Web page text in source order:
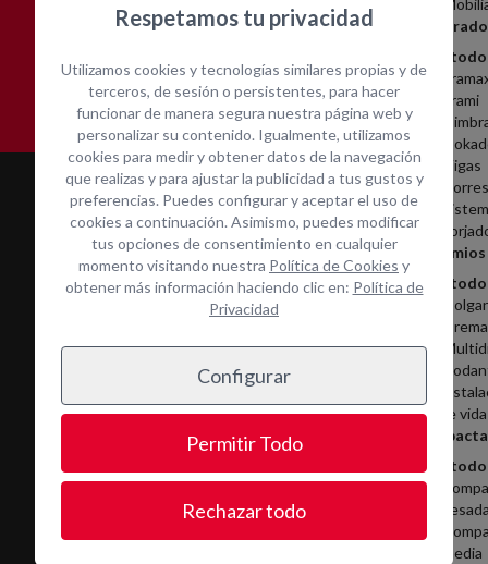
Encofrado
Ver todo
Frami
Vigas
Andamios
Ver todo
de vida
Ver todo
media
situ
Servicios
Mantenimiento y reparación
Servicio de combustible
Respetamos tu privacidad
Utilizamos cookies y tecnologías similares propias y de
terceros, de sesión o persistentes, para hacer
funcionar de manera segura nuestra página web y
personalizar su contenido. Igualmente, utilizamos
cookies para medir y obtener datos de la navegación
que realizas y para ajustar la publicidad a tus gustos y
preferencias. Puedes configurar y aceptar el uso de
cookies a continuación. Asimismo, puedes modificar
tus opciones de consentimiento en cualquier
momento visitando nuestra Política de Cookies y
obtener más información haciendo clic en: Política de
Privacidad
Configurar
Permitir Todo
Rechazar todo